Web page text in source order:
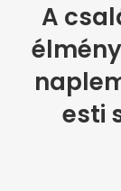
A
esti